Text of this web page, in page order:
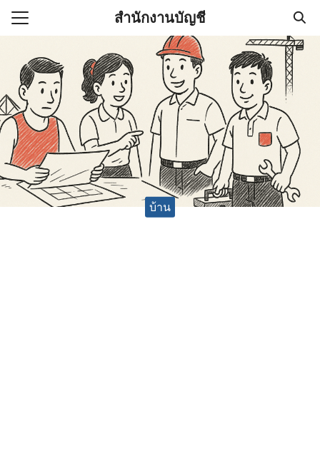
Skip
สำนักงานบัญชี
(ไม่มีชื่อ)
านบัญชี (Accounting
ช่วยสำคัญในการบริหาร
บ้าน